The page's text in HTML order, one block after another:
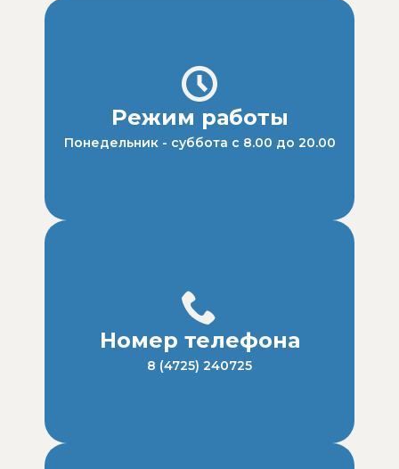
Режим работы
Понедельник - суббота с 8.00 до 20.00
Номер телефона
8 (4725) 240725